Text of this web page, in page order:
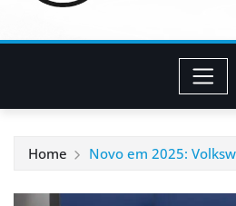
Home Novo em 2025: